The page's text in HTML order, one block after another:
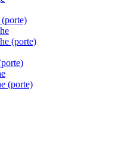
(porte)
(porte)